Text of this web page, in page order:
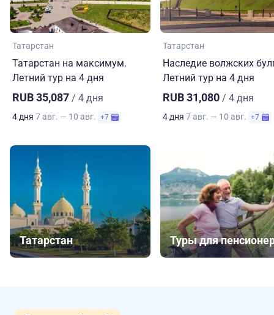
Татарстан
Татарстан на максимум.
Летний тур на 4 дня
RUB 35,087 / 4 дня
4 дня 7 авг. — 10 авг. +7
Татарстан
Наследие волжских
Летний тур на 4 дня
RUB 31,080 / 4 дня
4 дня 7 авг. — 10 авг. +7
Татарстан Туры для